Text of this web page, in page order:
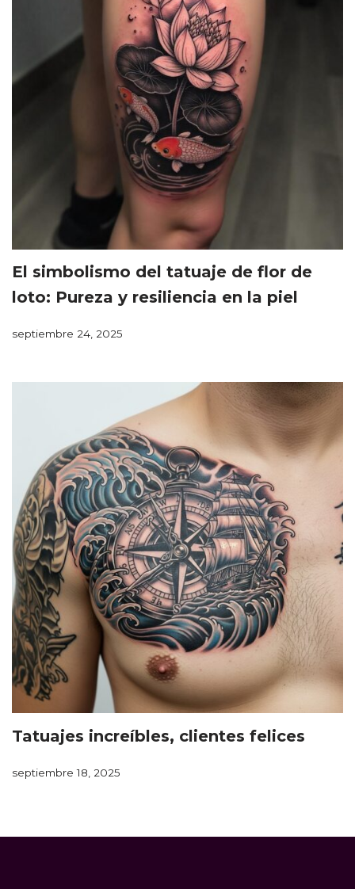
El simbolismo del tatuaje de flor de
loto: Pureza y resiliencia en la piel
septiembre 24, 2025
Tatuajes increíbles, clientes felices
septiembre 18, 2025